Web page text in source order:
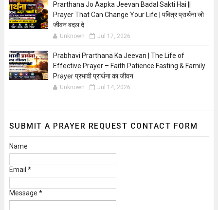
Prarthana Jo Aapka Jeevan Badal Sakti Hai ||
Prayer That Can Change Your Life | पवित्र प्रार्थना जो
जीवन बदल दे
Unknown Jul 17, 2026
Prabhavi Prarthana Ka Jeevan | The Life of
Effective Prayer – Faith Patience Fasting & Family
Prayer प्रभावी प्रार्थना का जीवन
Unknown Jul 14, 2026
SUBMIT A PRAYER REQUEST CONTACT FORM
Name
Email *
Message *